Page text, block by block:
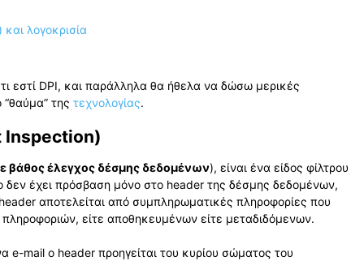
εστί DPI, και παράλληλα θα ήθελα να δώσω μερικές
της τεχνολογίας.
Inspection)
βάθος έλεγχος δέσμης δεδομένων), είναι ένα είδος φίλτρου
έχει πρόσβαση μόνο στο header της δέσμης δεδομένων,
αποτελείται από συμπληρωματικές πληροφορίες που
είτε αποθηκευμένων είτε μεταδιδόμενων.
e-mail ο header προηγείται του κυρίου σώματος του